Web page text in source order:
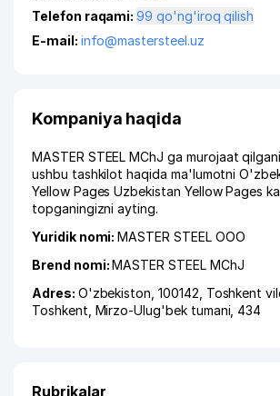
Telefon raqami:
99 qo'ng'iroq qilish
E-mail: info@mastersteel.uz
Kompaniya haqida
MASTER STEEL MChJ ga murojaat
ushbu tashkilot haqida ma'lumotni
Yellow Pages Uzbekistan Yellow Pages
topganingizni ayting.
Yuridik nomi:MASTER STEEL ООО
Brend nomi:MASTER STEEL MChJ
Adres: O'zbekiston, 100142, Toshkent
Toshkent Mirzo-Ulug'bek tumani , 434
Rubrikalar